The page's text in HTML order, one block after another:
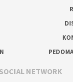
SOCIAL NETWORK